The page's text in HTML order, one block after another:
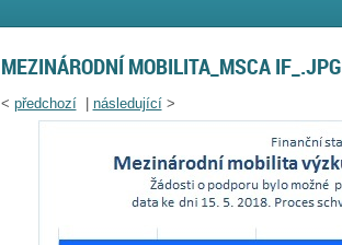
MEZINÁRODNÍ MOBILITA_MSCA IF_.JPG
< předchozí| následující>